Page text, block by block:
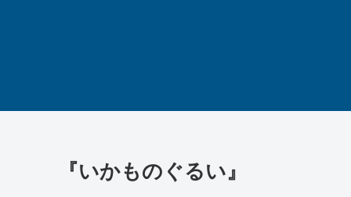
『いかものぐるい』